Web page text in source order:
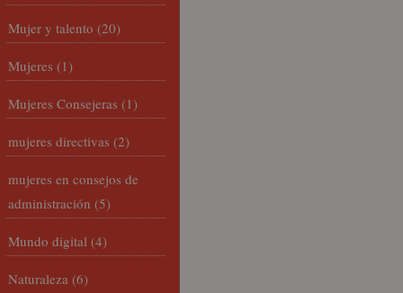
Mujer y talento (20)
Mujeres (1)
Mujeres Consejeras (1)
mujeres directivas (2)
mujeres en consejos de
administración (5)
Mundo digital (4)
Naturaleza (6)